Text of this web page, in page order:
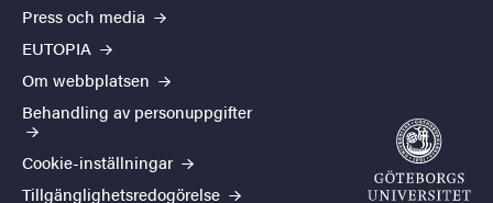
Press och media
EUTOPIA
Om webbplatsen
Behandling av personuppgifter
Cookie-inställningar
Tillgänglighetsredogörelse